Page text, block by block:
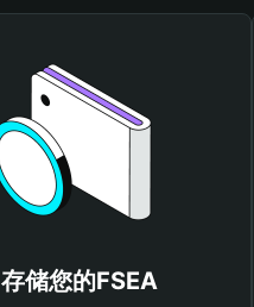
存储您的FSEA